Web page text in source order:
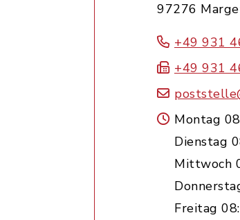
97276
+49 931
+49 931
Montag
Dienstag
Mittwoch
Freitag